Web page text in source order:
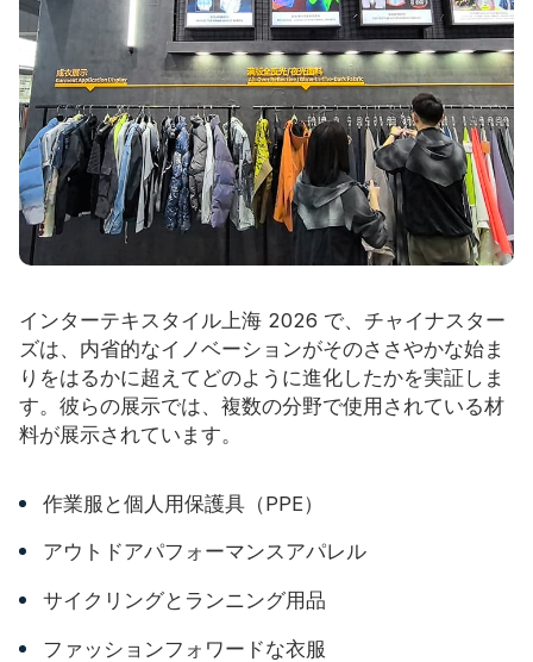
インターテキスタイル上海 2026 で、チャイナスター
ズは、内省的なイノベーションがそのささやかな始ま
りをはるかに超えてどのように進化したかを実証しま
す。彼らの展示では、複数の分野で使用されている材
料が展示されています。
作業服と個人用保護具（PPE）
アウトドアパフォーマンスアパレル
サイクリングとランニング用品
ファッションフォワードな衣服